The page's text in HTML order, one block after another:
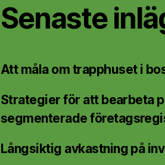
Senaste
Att måla om trapphuset i
Strategier för att bearbeta
segmenterade
Långsiktig avkastning på